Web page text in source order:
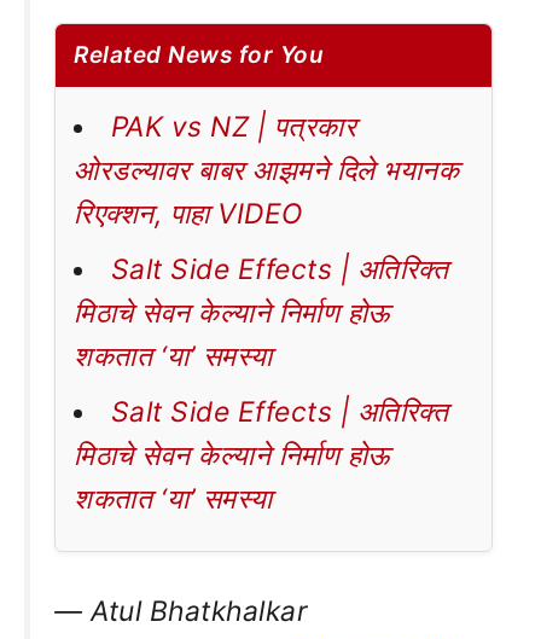
Related News for You
PAK vs NZ | पत्रकार
ओरडल्यावर बाबर आझमने दिले भयानक
रिएक्शन, पाहा VIDEO
Salt Side Effects | अतिरिक्त
मिठाचे सेवन केल्याने निर्माण होऊ
शकतात ‘या’ समस्या
Salt Side Effects | अतिरिक्त
मिठाचे सेवन केल्याने निर्माण होऊ
शकतात ‘या’ समस्या
— Atul Bhatkhalkar